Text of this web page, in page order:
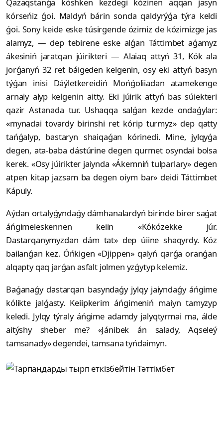
kórseńiz ǵoi. Maldyń bárin sonda qaldyrýǵa týra keldi
ǵoi. Sony keide eske túsirgende ózimiz de kózimizge jas
alamyz, — dep tebirene eske alǵan Táttimbet aǵamyz
ákesiniń jaratqan júirikteri — Alaiaq attyń 31, Kók ala
jorǵanyń 32 ret báigeden kelgenin, osy eki attyń basyn
týǵan inisi Dáýletkereidiń Mońǵoliiadan atamekenge
arnaiy alyp kelgenin aitty. Eki júirik attyń bas súiekteri
qazir Astanada tur. Ushaqqa salǵan kezde ondaǵylar:
«mynadai tovardy birinshi ret kórip turmyz» dep qatty
tańǵalyp, bastaryn shaiqaǵan kórinedi. Mine, jylqyǵa
degen, ata-baba dástúrine degen qurmet osyndai bolsa
kerek. «Osy júirikter jaiynda «Ákemniń tulparlary» degen
atpen kitap jazsam ba degen oiym bar» deidi Táttimbet
Kápuly.
Aýdan ortalyǵyndaǵy dámhanalardyń birinde birer saǵat
áńgimeleskennen keiin «Kókózekke júr.
Dastarqanymyzdan dám tat» dep úiine shaqyrdy. Kóz
bailanǵan kez. Óńkigen «Djippen» qalyń qarǵa oranǵan
alqapty qaq jarǵan asfalt jolmen yzǵytyp kelemiz.
Baǵanaǵy dastarqan basyndaǵy jylqy jaiyndaǵy áńgime
kólikte jalǵasty. Keiipkerim áńgimeniń maiyn tamyzyp
keledi. Jylqy týraly áńgime adamdy jalyqtyrmai ma, álde
aitýshy sheber me? «Jánibek án salady, Aqseleý
tamsanady» degendei, tamsana tyńdaimyn.